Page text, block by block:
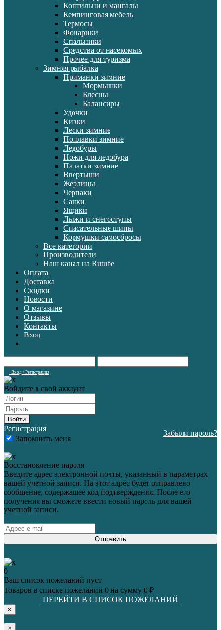
Коптильни и мангалы
Кемпинговая мебель
Термосы
Фонарики
Спальники
Средства от насекомых
Прочее для туризма
Зимняя рыбалка
Приманки зимние
Мормышки
Блесны
Балансиры
Удочки
Кивки
Лески зимние
Поплавки зимние
Ледобуры
Ножи для ледобура
Палатки зимние
Ввертыши
Жерлицы
Черпаки
Санки
Ящики
Лыжи и снегоступы
Спасательные шипы
Кормушки самосбросы
Все категории
Производители
Наш канал на Rutube
Оплата
Доставка
Скидки
Новости
О магазине
Отзывы
Контакты
Вход
Вход / Регистрация
Войдите в свой аккаунт
Войти
Регистрация
Запомнить меня
Забыли пароль?
Восстановление пароля
Введите адрес электронной почты, указанный в параметрах
вашей учетной записи. На этот адрес будет отправлено
сообщение, содержащее код подтверждения. После его
получения вы сможете ввести новый пароль для вашей
учетной записи.
Отправить
0
Ваш список пожеланий пуст
Товаров в списке пожеланий 0 на сумму 0 ₽
ПЕРЕЙТИ В СПИСОК ПОЖЕЛАНИЙ
×
×